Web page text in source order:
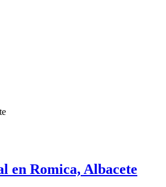
en Romica, Albacete